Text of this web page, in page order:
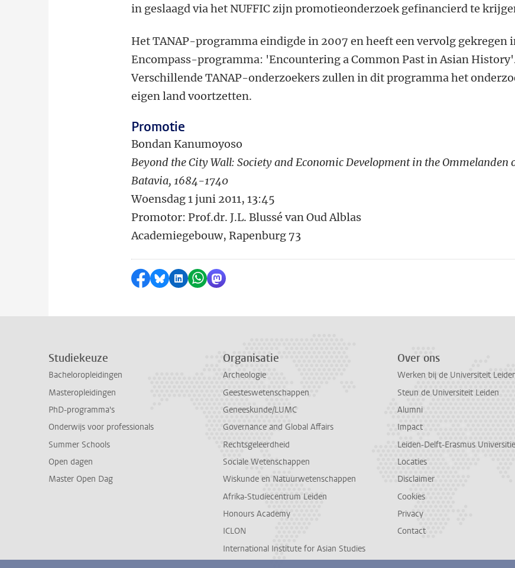
in geslaagd via het NUFFIC zijn promotieonderzoek gefinancierd te
Het TANAP-programma eindigde in 2007 en heeft een vervolg gekregen
Encompass-programma: 'Encountering a Common Past in Asian
Verschillende TANAP-onderzoekers zullen in dit programma het
eigen land voortzetten.
Promotie
Bondan Kanumoyoso
Beyond the City Wall: Society and Economic Development in the Ommelanden
Batavia, 1684-1740
Woensdag 1 juni 2011, 13:45
Promotor: Prof.dr. J.L. Blussé van Oud Alblas
Academiegebouw, Rapenburg 73
Delen op Facebook
Delen via Bluesky
Delen op LinkedIn
Delen via WhatsApp
Delen via Mastodon
Studiekeuze
Bacheloropleidingen
Masteropleidingen
PhD-programma's
Onderwijs voor professionals
Summer Schools
Open dagen
Master Open Dag
Organisatie
Archeologie
Geesteswetenschappen
Geneeskunde/LUMC
Governance and Global Affairs
Rechtsgeleerdheid
Sociale Wetenschappen
Wiskunde en Natuurwetenschappen
Afrika-Studiecentrum Leiden
Honours Academy
ICLON
International Institute for Asian Studies
Over ons
Werken bij de Universiteit
Steun de Universiteit Leiden
Alumni
Impact
Leiden-Delft-Erasmus
Locaties
Disclaimer
Cookies
Privacy
Contact